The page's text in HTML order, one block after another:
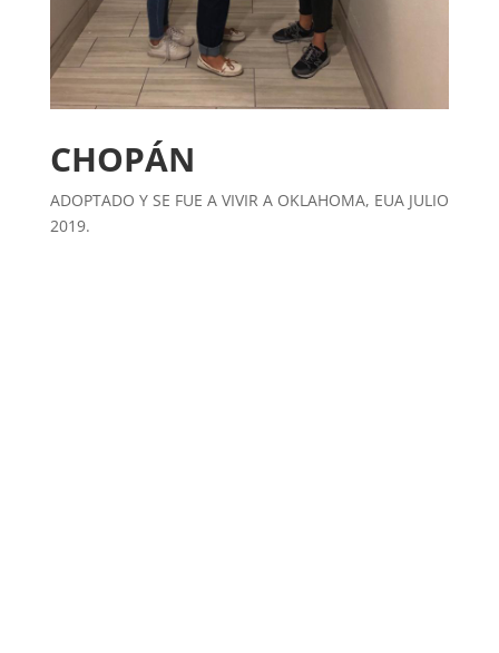
CHOPÁN
ADOPTADO Y SE FUE A VIVIR A OKLAHOMA, EUA JULIO
2019.